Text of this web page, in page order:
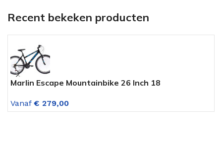
Recent bekeken producten
Marlin Escape Mountainbike 26 Inch 18
Vanaf € 279,00